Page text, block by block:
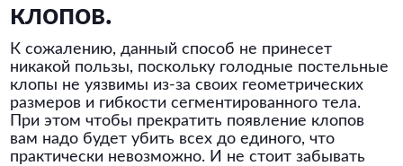
клопов.
К сожалению, данный способ не принесет
никакой пользы, поскольку голодные постельные
клопы не уязвимы из-за своих геометрических
размеров и гибкости сегментированного тела.
При этом чтобы прекратить появление клопов
вам надо будет убить всех до единого, что
практически невозможно. И не стоит забывать